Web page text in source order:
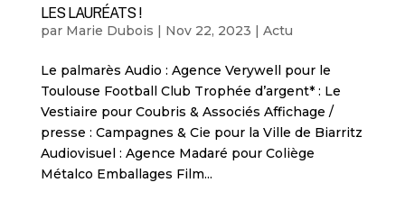
LES LAURÉATS !
par Marie Dubois | Nov 22, 2023 | Actu
Le palmarès Audio : Agence Verywell pour le
Toulouse Football Club Trophée d’argent* : Le
Vestiaire pour Coubris & Associés Affichage /
presse : Campagnes & Cie pour la Ville de Biarritz
Audiovisuel : Agence Madaré pour Coliège
Métalco Emballages Film...